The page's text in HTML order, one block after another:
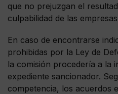
que no prejuzgan el
culpabilidad de las
En caso de encontrarse
prohibidas por la Ley de
la comisión procedería a la
expediente sancionador.
competencia, los acuerdos